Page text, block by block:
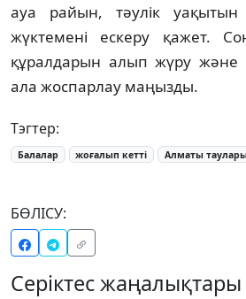
ауа райын, тәулік
жүктемені ескеру қажет.
құралдарын алып жүру
ала жоспарлау маңызды.
Тэгтер:
Балалар жоғалып кетті Алматы
БӨЛІСУ:
Серіктес жаңалықтары